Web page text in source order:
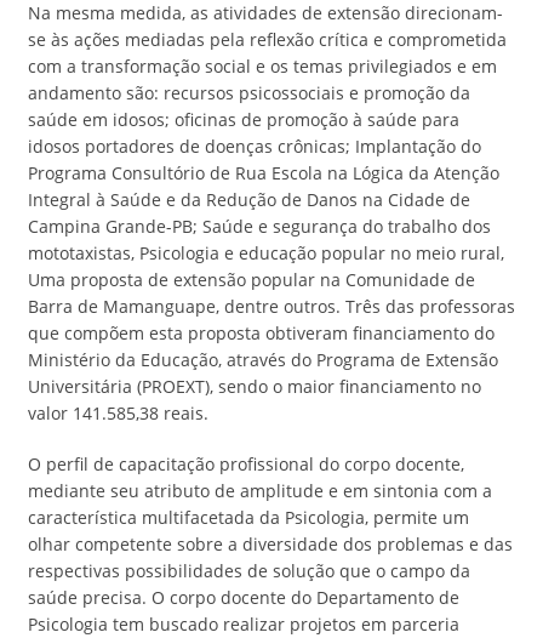
Na mesma medida, as atividades de extensão direcionam-
se às ações mediadas pela reflexão crítica e comprometida
com a transformação social e os temas privilegiados e em
andamento são: recursos psicossociais e promoção da
saúde em idosos; oficinas de promoção à saúde para
idosos portadores de doenças crônicas; Implantação do
Programa Consultório de Rua Escola na Lógica da Atenção
Integral à Saúde e da Redução de Danos na Cidade de
Campina Grande-PB; Saúde e segurança do trabalho dos
mototaxistas, Psicologia e educação popular no meio rural,
Uma proposta de extensão popular na Comunidade de
Barra de Mamanguape, dentre outros. Três das professoras
que compõem esta proposta obtiveram financiamento do
Ministério da Educação, através do Programa de Extensão
Universitária (PROEXT), sendo o maior financiamento no
valor 141.585,38 reais.
O perfil de capacitação profissional do corpo docente,
mediante seu atributo de amplitude e em sintonia com a
característica multifacetada da Psicologia, permite um
olhar competente sobre a diversidade dos problemas e das
respectivas possibilidades de solução que o campo da
saúde precisa. O corpo docente do Departamento de
Psicologia tem buscado realizar projetos em parceria